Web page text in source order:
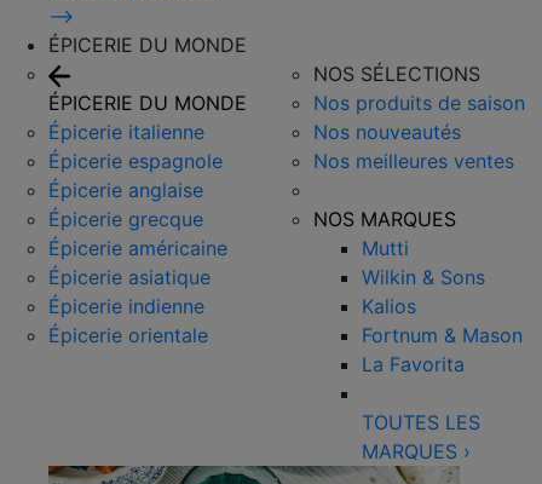
⟶
ÉPICERIE DU MONDE
ÉPICERIE DU MONDE
Épicerie italienne
Épicerie espagnole
Épicerie anglaise
Épicerie grecque
Épicerie américaine
Épicerie asiatique
Épicerie indienne
Épicerie orientale
NOS SÉLECTIONS
Nos produits de saison
Nos nouveautés
Nos meilleures ventes
NOS MARQUES
Mutti
Wilkin & Sons
Kalios
Fortnum & Mason
La Favorita
TOUTES LES
MARQUES ›